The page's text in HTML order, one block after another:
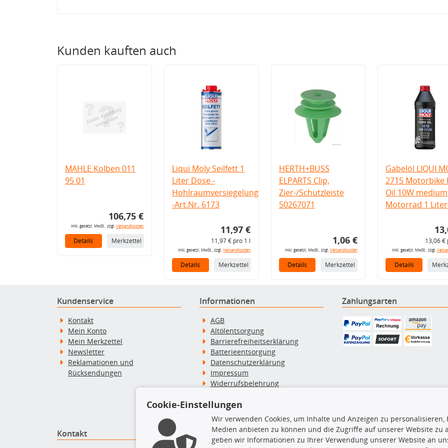
Kunden kauften auch
MAHLE Kolben 011
95 01
106,75 €
inkl. gesetzl. MwSt., zzgl.Versandkosten
Details Merkzettel
Liqui Moly Seilfett 1
Liter Dose -
Hohlraumversiegelung
-Art.Nr. 6173
11,97 €
11,97 € pro 1 l
inkl. gesetzl. MwSt., zzgl.Versandkosten
Details Merkzettel
HERTH+BUSS
ELPARTS Clip,
Zier-/Schutzleiste
50267071
1,06 €
inkl. gesetzl. MwSt., zzgl. Versandkosten
Details Merkzettel
Gabelöl LIQUI
2715 Motorbike
Oil 10W medium
Motorrad 1 Liter
13,06 €
inkl. gesetzl. MwSt., zzgl.
Details
Kundenservice
Kontakt
Mein Konto
Mein Merkzettel
Newsletter
Reklamationen und
Rücksendungen
Informationen
AGB
Altölentsorgung
Barrierefreiheitserklärung
Batterieentsorgung
Datenschutzerklärung
Impressum
Widerrufsbelehrung
Zahlung & Versand
Zahlungsarten
Kontakt Top Produkte TecDoc Inside
Cookie-Einstellungen
Wir verwenden Cookies, um Inhalte und Anzeigen zu
Medien anbieten zu können und die Zugriffe auf unserer Website zu
geben wir Informationen zu Ihrer Verwendung unserer Website an